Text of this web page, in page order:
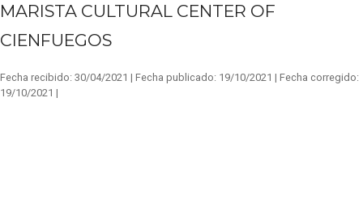
MARISTA CULTURAL CENTER OF
CIENFUEGOS
Fecha recibido: 30/04/2021 | Fecha publicado: 19/10/2021 | Fecha corregido:
19/10/2021 |